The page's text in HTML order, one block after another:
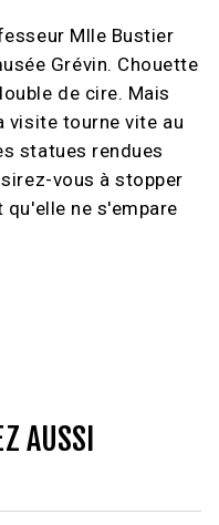
Mlle Bustier
Grévin. Chouette
de cire. Mais
visite tourne vite au
statues rendues
vous à stopper
qu'elle ne s'empare
AUSSI